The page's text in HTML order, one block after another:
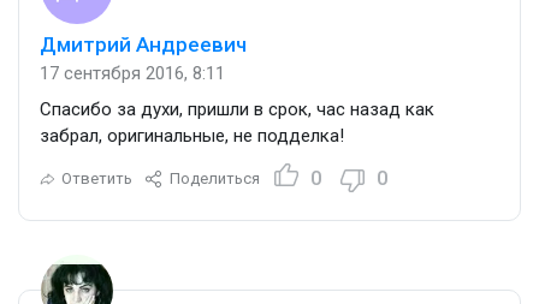
Дмитрий Андреевич
17 сентября 2016, 8:11
Спасибо за духи, пришли в срок, час назад как
забрал, оригинальные, не подделка!
Ответить Поделиться 0 0